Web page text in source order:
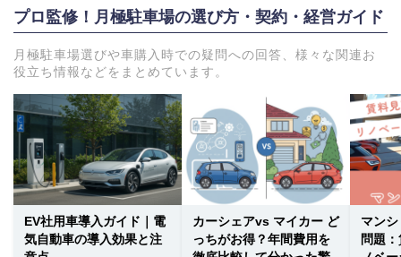
プロ監修！月極駐車場の選び方・契約・経営ガイド
月極駐車場選びや車購入時での疑問への回答、様々な関連お
役立ち情報などをまとめています。
EV社用車導入ガイド｜電
気自動車の導入効果と注
カーシェアvs マイカー ど
っちがお得？年間費用を
マン
問題